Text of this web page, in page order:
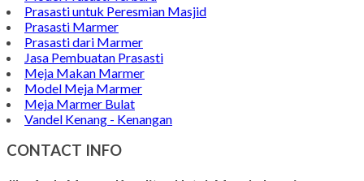
Model Kijing Makam Kristen
Gambar Kijing Makam Minimalis
Model Makam
Pen Holder Murah
Papan Nama Meja Onyx
Gambar Patung Pieta
Kerajinan Batu Marmer
Kerajinan Vas Bunga
Wadah Tempat Lilin
Kerajinan Batu Alam
Model Tempat Tisu